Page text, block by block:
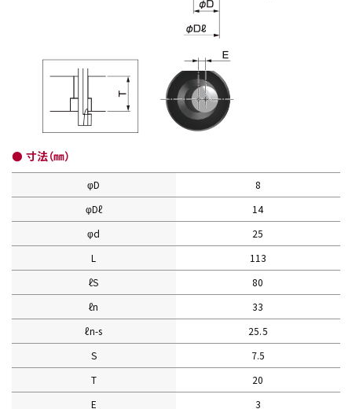
● 寸法（㎜）
φD
8
φDℓ
14
φd
25
L
113
ℓS
80
ℓn
33
ℓn-s
25.5
S
7.5
T
20
E
3